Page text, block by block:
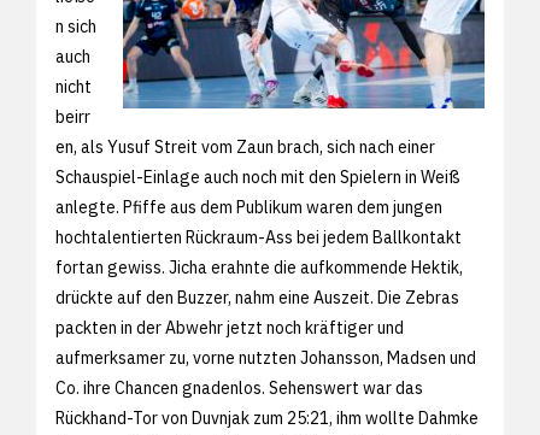
n sich
auch
nicht
beirr
en, als Yusuf Streit vom Zaun brach, sich nach einer
Schauspiel-Einlage auch noch mit den Spielern in Weiß
anlegte. Pfiffe aus dem Publikum waren dem jungen
hochtalentierten Rückraum-Ass bei jedem Ballkontakt
fortan gewiss. Jicha erahnte die aufkommende Hektik,
drückte auf den Buzzer, nahm eine Auszeit. Die Zebras
packten in der Abwehr jetzt noch kräftiger und
aufmerksamer zu, vorne nutzten Johansson, Madsen und
Co. ihre Chancen gnadenlos. Sehenswert war das
Rückhand-Tor von Duvnjak zum 25:21, ihm wollte Dahmke